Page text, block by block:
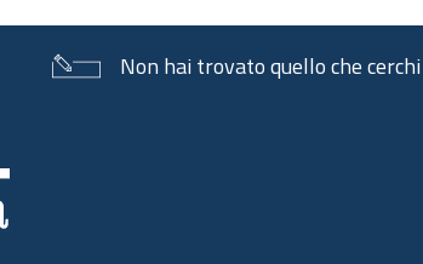
Non hai trovato quello che cerchi